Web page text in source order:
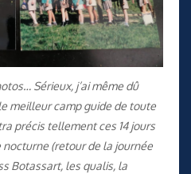
Sérieux, j’ai même dû
meilleur camp guide de toute
précis tellement ces 14 jours
(retour de la journée
Botassart, les qualis, la